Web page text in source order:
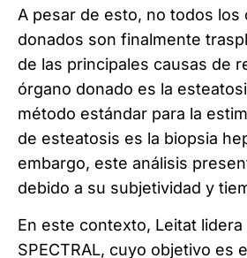
A pesar de esto, no todos los
donados son finalmente
de las principales causas de
órgano donado es la
método estándar para la
de esteatosis es la biopsia
embargo, este análisis
debido a su subjetividad y
En este contexto, Leitat
SPECTRAL, cuyo objetivo es